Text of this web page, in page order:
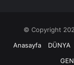
© Copyright
Anasayfa
DÜNYA